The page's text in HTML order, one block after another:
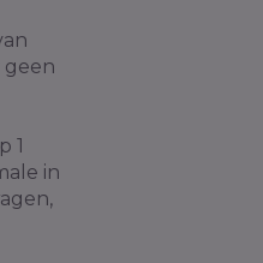
geen
1
in